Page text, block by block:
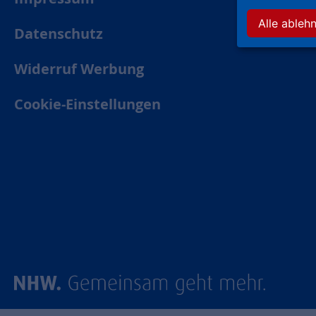
Datenschutz
Widerruf Werbung
Cookie-Einstellungen
Alle